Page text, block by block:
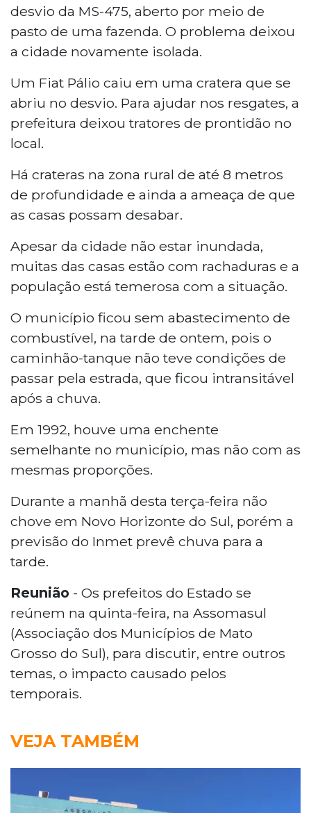
desvio da MS-475, aberto por meio de
pasto de uma fazenda. O problema deixou
a cidade novamente isolada.
Um Fiat Pálio caiu em uma cratera que se
abriu no desvio. Para ajudar nos resgates, a
prefeitura deixou tratores de prontidão no
local.
Há crateras na zona rural de até 8 metros
de profundidade e ainda a ameaça de que
as casas possam desabar.
Apesar da cidade não estar inundada,
muitas das casas estão com rachaduras e a
população está temerosa com a situação.
O município ficou sem abastecimento de
combustível, na tarde de ontem, pois o
caminhão-tanque não teve condições de
passar pela estrada, que ficou intransitável
após a chuva.
Em 1992, houve uma enchente
semelhante no município, mas não com as
mesmas proporções.
Durante a manhã desta terça-feira não
chove em Novo Horizonte do Sul, porém a
previsão do Inmet prevê chuva para a
tarde.
Reunião - Os prefeitos do Estado se
reúnem na quinta-feira, na Assomasul
(Associação dos Municípios de Mato
Grosso do Sul), para discutir, entre outros
temas, o impacto causado pelos
temporais.
VEJA TAMBÉM